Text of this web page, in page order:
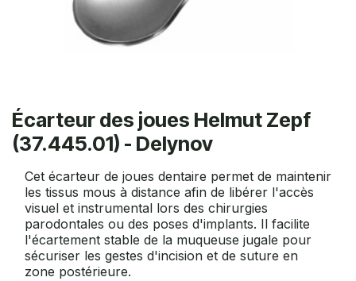
Écarteur des joues Helmut Zepf
(37.445.01) - Delynov
Cet écarteur de joues dentaire permet de maintenir
les tissus mous à distance afin de libérer l'accès
visuel et instrumental lors des chirurgies
parodontales ou des poses d'implants. Il facilite
l'écartement stable de la muqueuse jugale pour
sécuriser les gestes d'incision et de suture en
zone postérieure.